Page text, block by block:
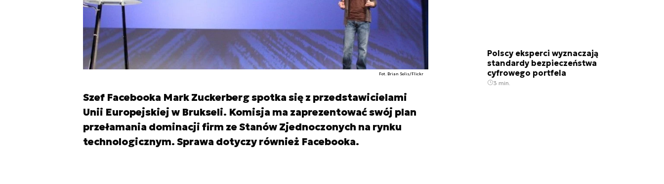
Fot. Brian Solis/Flickr
Szef Facebooka Mark Zuckerberg spotka się z przedstawicielami
Unii Europejskiej w Brukseli. Komisja ma zaprezentować swój plan
przełamania dominacji firm ze Stanów Zjednoczonych na rynku
technologicznym. Sprawa dotyczy również Facebooka.
Polscy eksperci wyznaczają
standardy bezpieczeństwa
cyfrowego portfela
3 min.